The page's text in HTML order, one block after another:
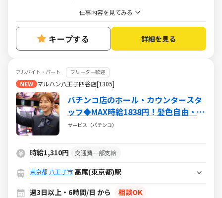
仕事内容を見てみる
キープする 詳細を見る
アルバイト・パート フリーター歓迎
NEW マルハン八王子四谷店[1305]
パチンコ店のホール・カウンタースタ
ッフ◆MAX時給1838円！髪色自由・ネ
イルOK！(社内規定有)！ミニボーナス
サービス（パチンコ）
時給1,310円 交通費一部支給
東京都 八王子市 高尾(東京都)駅
週3日以上・6時間/日 から
相談OK